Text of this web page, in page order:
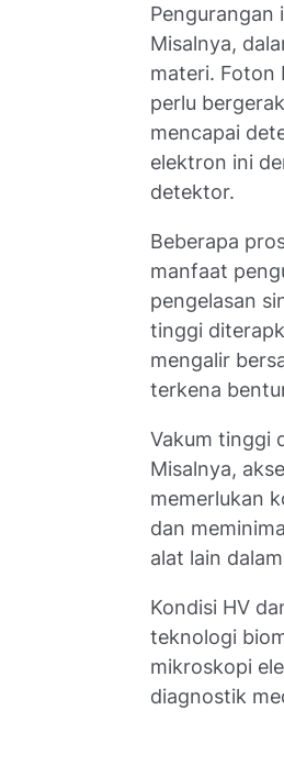
Pengurangan
Misalnya,
materi. Foton
perlu
mencapai
elektron ini
detektor.
Beberapa
manfaat
pengelasan
tinggi
mengalir
terkena
Vakum tinggi
Misalnya,
memerlukan
dan
alat lain
Kondisi HV
teknologi
mikroskopi
diagnostik